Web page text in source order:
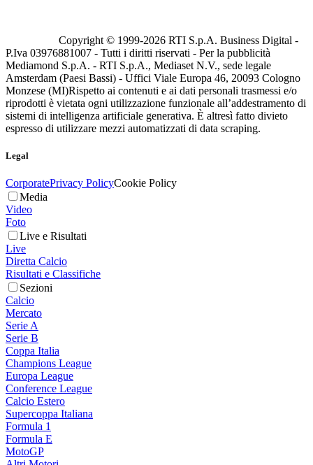
Copyright © 1999-2026 RTI S.p.A. Business Digital -
P.Iva 03976881007 - Tutti i diritti riservati - Per la pubblicità
Mediamond S.p.A. - RTI S.p.A., Mediaset N.V., sede legale
Amsterdam (Paesi Bassi) - Uffici Viale Europa 46, 20093 Cologno
Monzese (MI)Rispetto ai contenuti e ai dati personali trasmessi e/o
riprodotti è vietata ogni utilizzazione funzionale all’addestramento di
sistemi di intelligenza artificiale generativa. È altresì fatto divieto
espresso di utilizzare mezzi automatizzati di data scraping.
Legal
CorporatePrivacy PolicyCookie Policy
Media
Video
Foto
Live e Risultati
Live
Diretta Calcio
Risultati e Classifiche
Sezioni
Calcio
Mercato
Serie A
Serie B
Coppa Italia
Champions League
Europa League
Conference League
Calcio Estero
Supercoppa Italiana
Formula 1
Formula E
MotoGP